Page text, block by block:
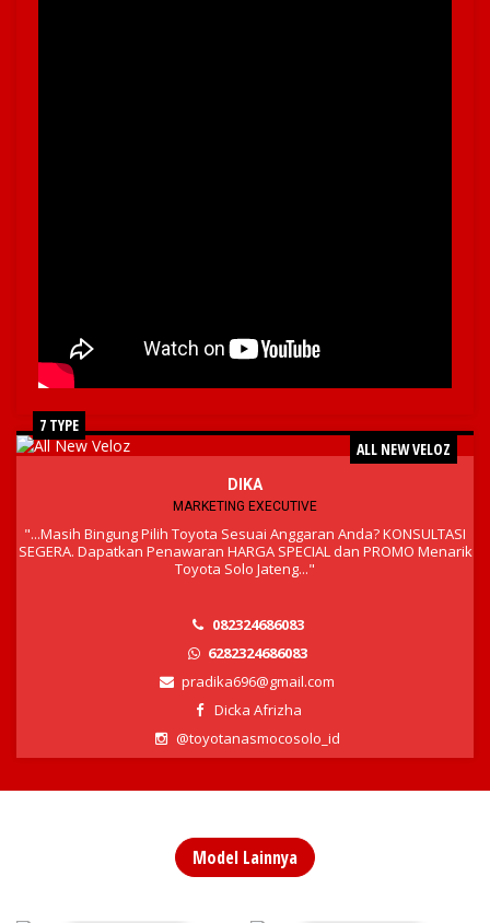
ALL NEW VELOZ
7 TYPE
DIKA
MARKETING EXECUTIVE
"...Masih Bingung Pilih Toyota Sesuai Anggaran Anda? KONSULTASI
SEGERA. Dapatkan Penawaran HARGA SPECIAL dan PROMO Menarik
Toyota Solo Jateng..."
082324686083
6282324686083
pradika696@gmail.com
Dicka Afrizha
@toyotanasmocosolo_id
Model Lainnya